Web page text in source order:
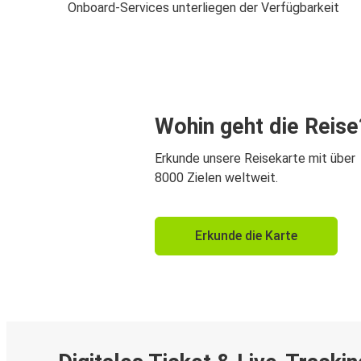
Onboard-Services unterliegen der Verfügbarkeit
Wohin geht die
Erkunde unsere Reisekarte mit über
8000 Zielen weltweit.
Erkunde die Karte